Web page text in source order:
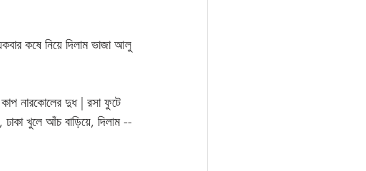
কষে নিয়ে দিলাম ভাজা আলু
নারকোলের দুধ | রসা ফুটে
খুলে আঁচ বাড়িয়ে, দিলাম --